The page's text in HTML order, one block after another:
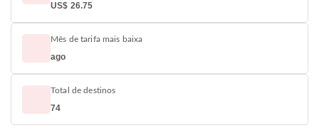
US$ 26.75
Mês de tarifa mais baixa
ago
Total de destinos
74